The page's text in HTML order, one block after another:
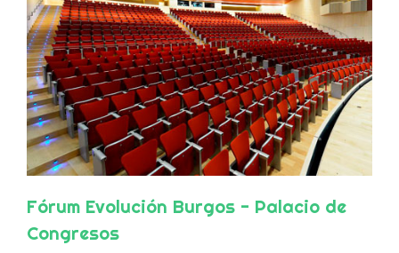
Fórum Evolución Burgos - Palacio de
Congresos